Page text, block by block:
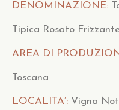
DENOMINAZIONE:
Tipica Rosato
AREA DI
Toscana
LOCALITA’: Vigna